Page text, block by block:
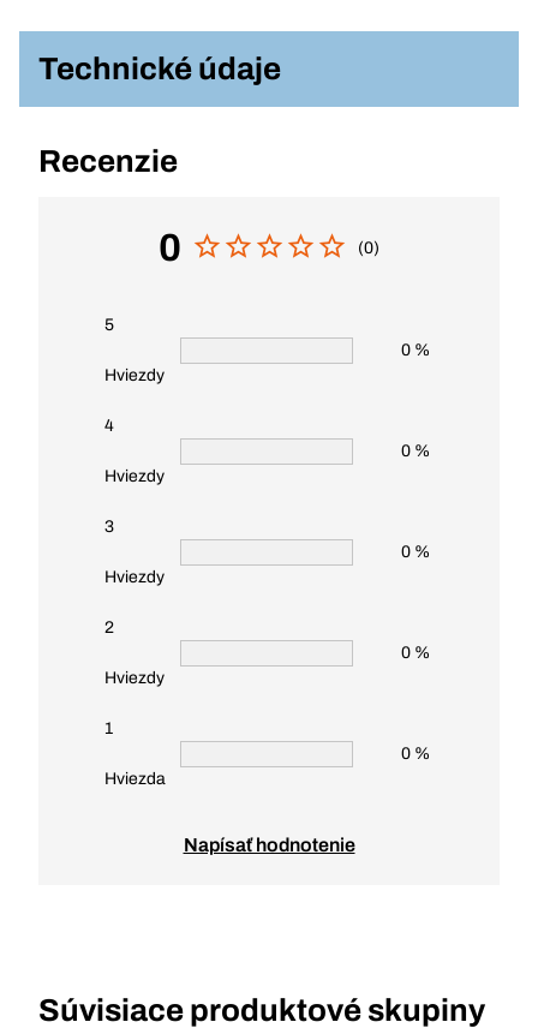
Technické údaje
Recenzie
0 (0)
5
Hviezdy
0 %
4
Hviezdy
0 %
3
Hviezdy
0 %
2
Hviezdy
0 %
1
Hviezda
0 %
Napísať hodnotenie
Súvisiace produktové skupiny